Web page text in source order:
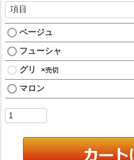
ベージュ
フューシャ
グリ
×
マロン